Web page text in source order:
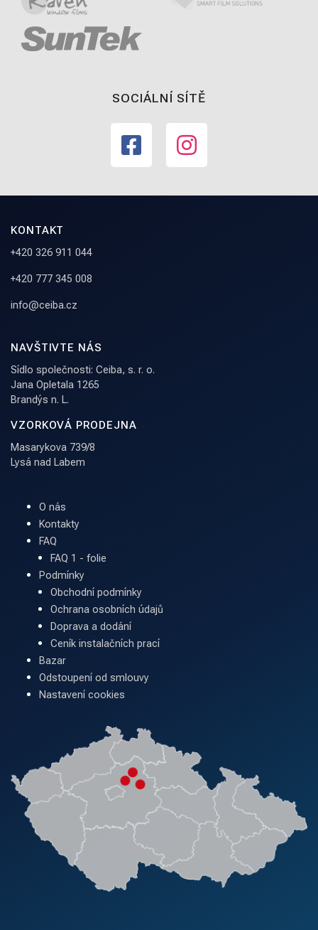
SOCIÁLNÍ SÍTĚ
KONTAKT
+420 326 911 044
+420 777 345 008
info@ceiba.cz
NAVŠTIVTE NÁS
Sídlo společnosti: Ceiba, s. r. o.
Jana Opletala 1265
Brandýs n. L.
VZORKOVÁ PRODEJNA
Masarykova 739/8
Lysá nad Labem
O nás
Kontakty
FAQ
FAQ 1 - folie
Podmínky
Obchodní podmínky
Ochrana osobních údajů
Doprava a dodání
Ceník instalačních prací
Bazar
Odstoupení od smlouvy
Nastavení cookies